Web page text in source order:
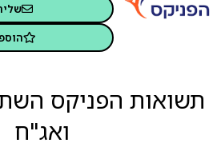
תשואות הפניקס
ואג"ח